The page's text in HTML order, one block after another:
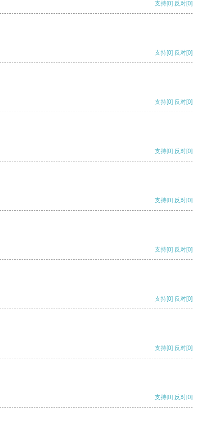
支持[0] 反对[0]
支持[0] 反对[0]
支持[0] 反对[0]
支持[0] 反对[0]
支持[0] 反对[0]
支持[0] 反对[0]
支持[0] 反对[0]
支持[0] 反对[0]
支持[0] 反对[0]